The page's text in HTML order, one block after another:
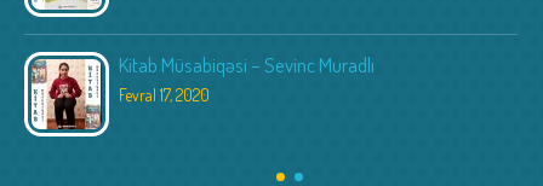
Kitab Müsabiqəsi – Sevinc Muradlı
Fevral 17, 2020